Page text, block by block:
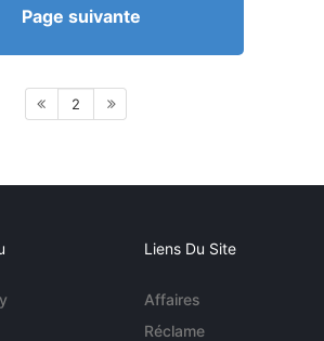
Page suivante
2
Liens Du Site
Affaires
Réclame